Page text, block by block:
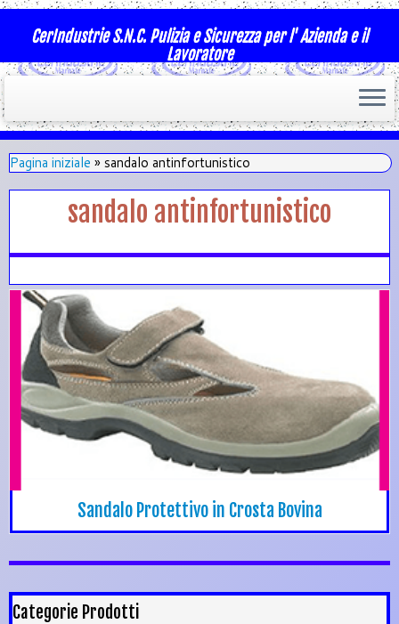
CerIndustrie S.N.C. Pulizia e Sicurezza per l' Azienda e il
Lavoratore
Pagina iniziale » sandalo antinfortunistico
sandalo antinfortunistico
Sandalo Protettivo in Crosta Bovina
Categorie Prodotti